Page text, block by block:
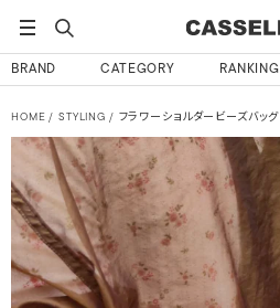
BRAND CATEGORY RANKING
HOME STYLING フラワーショルダービーズバッグ